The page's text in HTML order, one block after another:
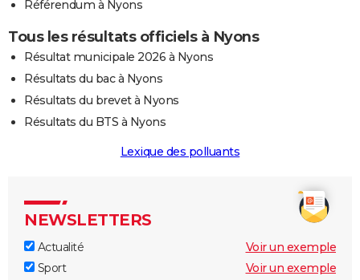
Référendum à Nyons
Tous les résultats officiels à Nyons
Résultat municipale 2026 à Nyons
Résultats du bac à Nyons
Résultats du brevet à Nyons
Résultats du BTS à Nyons
Lexique des polluants
NEWSLETTERS
Actualité
Voir un exemple
Sport
Voir un exemple